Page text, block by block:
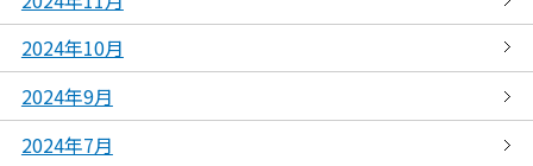
2024年10月
2024年9月
2024年7月